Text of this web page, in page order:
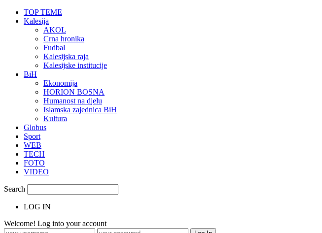
TOP TEME
Kalesija
AKOL
Crna hronika
Fudbal
Kalesijska raja
Kalesijske institucije
BiH
Ekonomija
HORION BOSNA
Humanost na djelu
Islamska zajednica BiH
Kultura
Globus
Sport
WEB
TECH
FOTO
VIDEO
Search
LOG IN
Welcome! Log into your account